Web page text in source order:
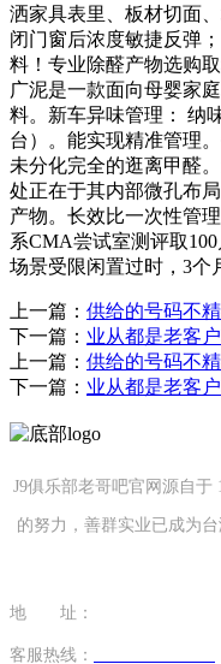
洒家具表里、板材切面
闭门窗后浓度敏捷反弹
料！专业除醛产物选购
广泥是一款面向母婴家
料。新车异味管理： 纳
台）。能实现精准管理
未分化完全的逛离甲醛
处正在于其内部微孔布
产物。长效比一次性管
系CMA尝试室测评取
场景受限闲置过时，3个
上一篇： 供给的号码不
下一篇： 业从都是老客
上一篇： 供给的号码不
下一篇： 业从都是老客
J9俱乐部老哥吧官网源自于
的努力，善群实业已成为
地 址：
客服热线：